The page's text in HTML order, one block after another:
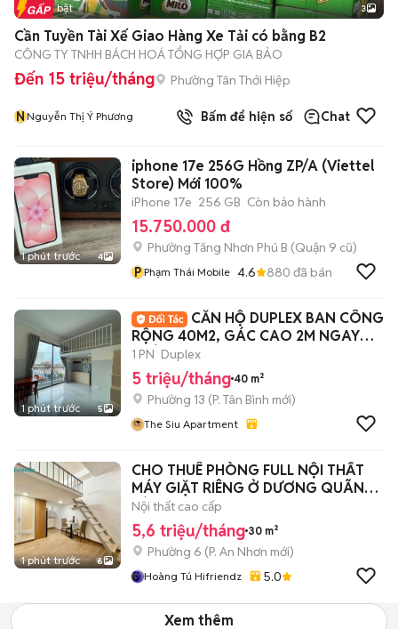
Tin nổi bật 3
Cần Tuyền Tài Xế Giao Hàng Xe Tải có bằng B2
CÔNG TY TNHH BÁCH HOÁ TỔNG HỢP GIA BẢO
Đến 15 triệu/tháng Phường Tân Thới Hiệp
NNguyễn Thị Ý Phương Bấm để hiện số Chat
1 phút trước 4
iphone 17e 256G Hồng ZP/A (Viettel
Store) Mới 100%
iPhone 17e 256 GB Còn bảo hành
15.750.000 đ
Phường Tăng Nhơn Phú B (Quận 9 cũ)
P Phạm Thái Mobile 4.6 880 đã bán
1 phút trước 5
CĂN HỘ DUPLEX BAN CÔNG
RỘNG 40M2, GÁC CAO 2M NGAY
NHÀ GA T3
1 PN Duplex
5 triệu/tháng 40 m²
Phường 13 (P. Tân Bình mới)
The Siu Apartment
1 phút trước 6
CHO THUÊ PHÒNG FULL NỘI THẤT
MÁY GIẶT RIÊNG Ở DƯƠNG QUÃNG
HÀM -VLU-IUH
Nội thất cao cấp
5,6 triệu/tháng 30 m²
Phường 6 (P. An Nhơn mới)
Hoàng Tú Hifriendz 5.0
Xem thêm